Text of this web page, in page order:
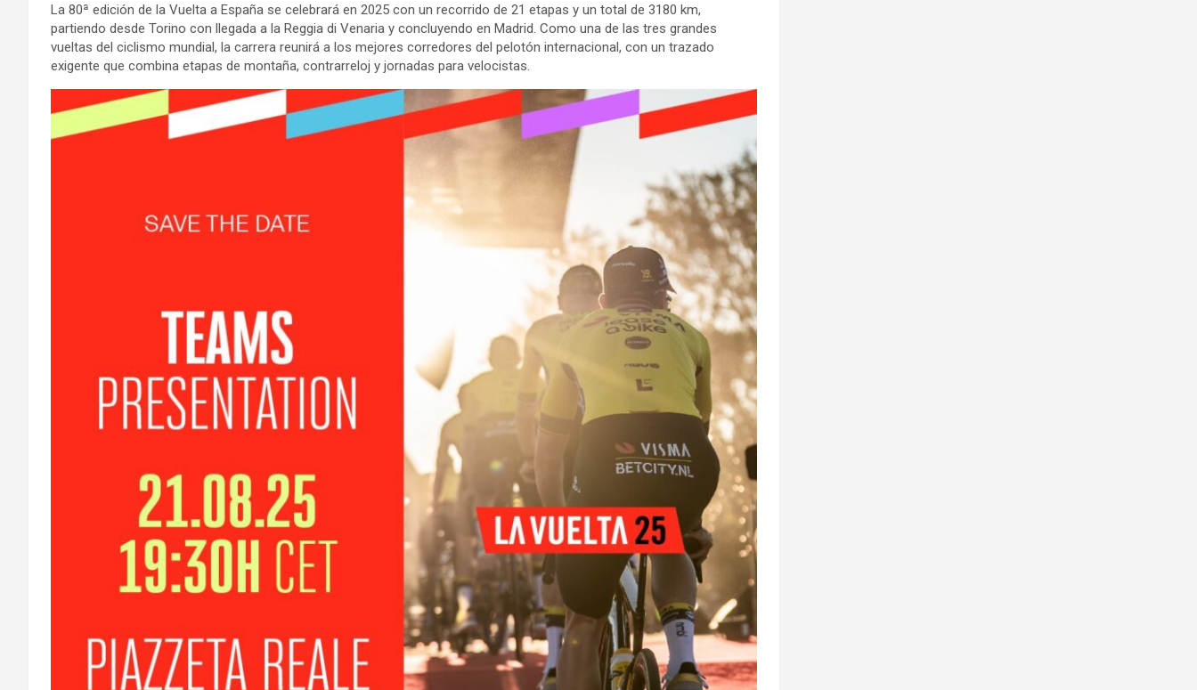
La 80ª edición de la Vuelta a España se celebrará en 2025 con un recorrido de 21 etapas y un total de 3180 km,
partiendo desde Torino con llegada a la Reggia di Venaria y concluyendo en Madrid. Como una de las tres grandes
vueltas del ciclismo mundial, la carrera reunirá a los mejores corredores del pelotón internacional, con un trazado
exigente que combina etapas de montaña, contrarreloj y jornadas para velocistas.